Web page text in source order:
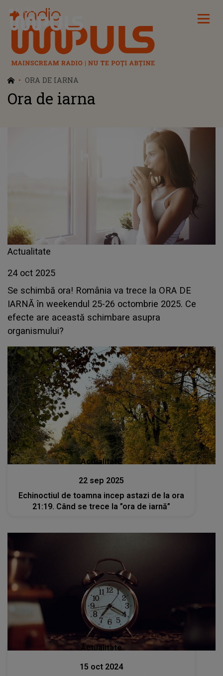
Radio Impuls
ORA DE IARNA
Ora de iarna
Actualitate
24 oct 2025
Se schimbă ora! România va trece la ORA DE
IARNĂ în weekendul 25-26 octombrie 2025. Ce
efecte are această schimbare asupra
organismului?
Actualitate
22 sep 2025
Echinoctiul de toamna incep astazi de la ora
21:19. Când se trece la ”ora de iarnă”
Actualitate
15 oct 2024